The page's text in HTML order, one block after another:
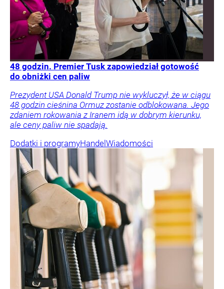
48 godzin. Premier Tusk zapowiedział gotowość
do obniżki cen paliw
Prezydent USA Donald Trump nie wykluczył, że w ciągu
48 godzin cieśnina Ormuz zostanie odblokowana. Jego
zdaniem rokowania z Iranem idą w dobrym kierunku,
ale ceny paliw nie spadają.
Dodatki i programyHandelWiadomości